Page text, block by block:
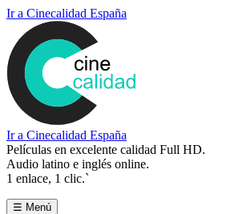
Ir a Cinecalidad España
Ir a Cinecalidad España
Películas en excelente calidad Full HD.
Audio latino e inglés online.
1 enlace, 1 clic.`
☰ Menú